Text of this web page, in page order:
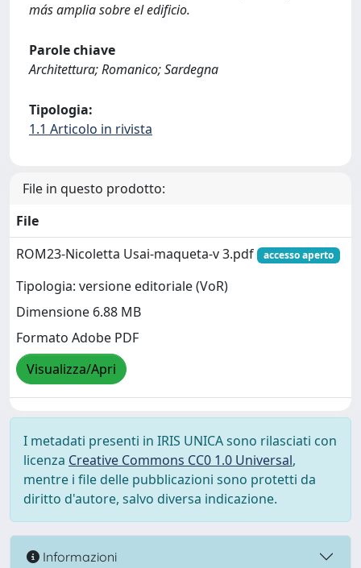
más amplia sobre el ediﬁcio.
Parole chiave
Architettura; Romanico; Sardegna
Tipologia:
1.1 Articolo in rivista
File in questo prodotto:
File
ROM23-Nicoletta Usai-maqueta-v 3.pdf
accesso aperto
Tipologia: versione editoriale (VoR)
Dimensione 6.88 MB
Formato Adobe PDF
Visualizza/Apri
I metadati presenti in IRIS UNICA sono rilasciati con
licenza Creative Commons CC0 1.0 Universal,
mentre i file delle pubblicazioni sono protetti da
diritto d'autore, salvo diversa indicazione.
Informazioni